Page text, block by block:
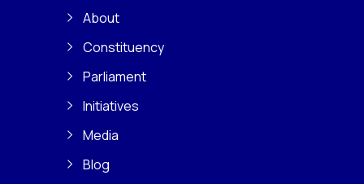
About
Constituency
Parliament
Initiatives
Media
Blog